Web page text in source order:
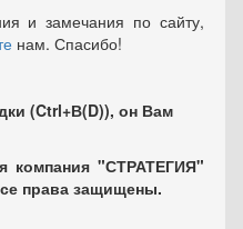
и замечания по сайту,
нам. Спасибо!
(Ctrl+В(D)), он Вам
компания "СТРАТЕГИЯ"
права защищены.